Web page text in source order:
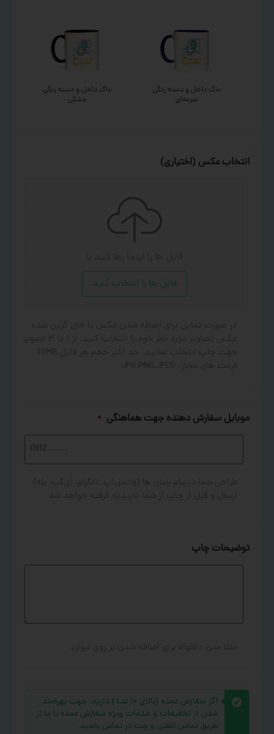
ماگ داخل و دسته رنگی
سرمه‌ای
ماگ داخل و دسته رنگی
مشکی
انتخاب عکس (اختیاری)
فایل ها را انتخاب کنید
موبایل سفارش دهنده جهت هماهنگی *
توضیحات چاپ
اگر سفارش عمده (بالای ۱۰ عدد) دارید، جهت بهره‌مند
شدن از تخفیفات و خدمات ویژه سفارش عمده با ما از
طریق تماس تلفنی و چت در تماس باشید.